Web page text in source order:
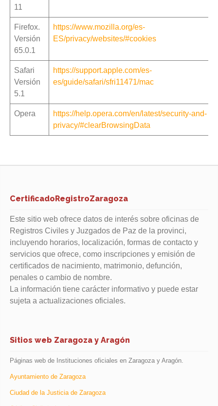
11
Firefox.
Versión
65.0.1
https://www.mozilla.org/es-
ES/privacy/websites/#cookies
Safari
Versión
5.1
https://support.apple.com/es-
es/guide/safari/sfri11471/mac
Opera
https://help.opera.com/en/latest/security-and-
privacy/#clearBrowsingData
CertificadoRegistroZaragoza
Este sitio web ofrece datos de interés sobre oficinas de
Registros Civiles y Juzgados de Paz de la provinci,
incluyendo horarios, localización, formas de contacto y
servicios que ofrece, como inscripciones y emisión de
certificados de nacimiento, matrimonio, defunción,
penales o cambio de nombre.
La información tiene carácter informativo y puede estar
sujeta a actualizaciones oficiales.
Sitios web Zaragoza y Aragón
Páginas web de Instituciones oficiales en Zaragoza y Aragón.
Ayuntamiento de Zaragoza
Ciudad de la Justicia de Zaragoza